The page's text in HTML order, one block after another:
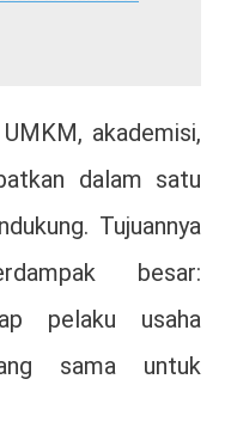
akademisi,
dalam satu
Tujuannya
besar:
pelaku usaha
sama untuk